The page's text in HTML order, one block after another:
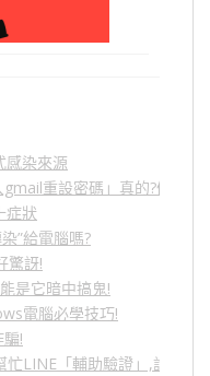
感染來源
gmail重設密碼」真的?假的?5
症狀
”給電腦嗎?
驚訝!
是它暗中搞鬼!
電腦必學技巧!
!
忙LINE「輔助驗證」,詐騙